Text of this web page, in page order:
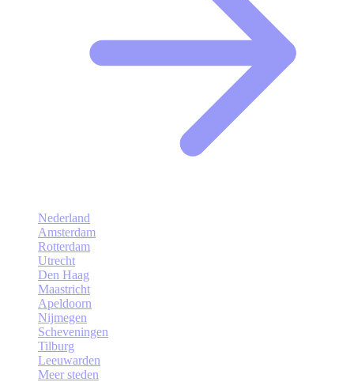
Nederland
Amsterdam
Rotterdam
Utrecht
Den Haag
Maastricht
Apeldoorn
Nijmegen
Scheveningen
Tilburg
Leeuwarden
Meer steden